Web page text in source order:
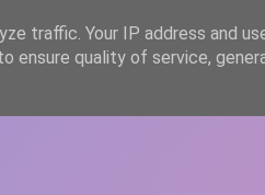
ARTICOLE DESPRE ECHIPĂ
traffic. Your IP address and
ensure quality of service,